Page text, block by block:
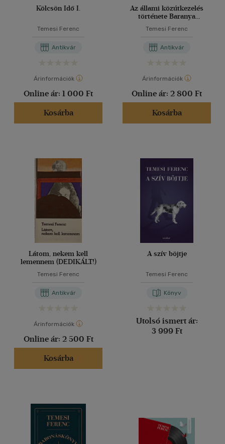
Kölcsön Idő I.
Temesi Ferenc
Antikvár
Árinformációk
Online ár: 1 000 Ft
Kosárba
Az állami közútkezelés
története Baranya
Temesi Ferenc
Antikvár
Árinformációk
Online ár: 2 800 Ft
Kosárba
Látom, nekem kell
lemennem (DEDIKÁLT!)
Temesi Ferenc
Antikvár
Árinformációk
Online ár: 2 500 Ft
Kosárba
A szív böjtje
Temesi Ferenc
Könyv
Utolsó ismert ár:
3 999 Ft